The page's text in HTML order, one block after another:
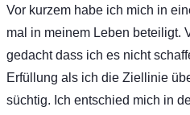
Vor kurzem habe ich mich in
mal in meinem Leben beteiligt.
gedacht dass ich es nicht
Erfüllung als ich die Ziellinie
süchtig. Ich entschied mich in